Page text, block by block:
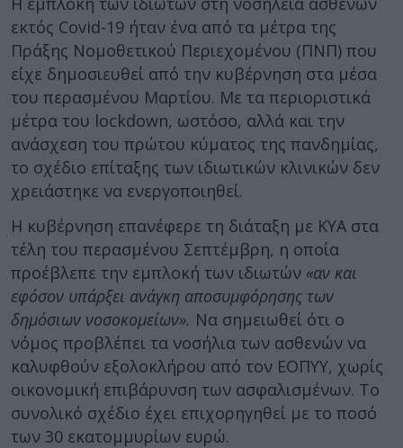
εκτός Covid-19 ήταν ένα από τα μέτρα της
Πράξης Νομοθετικού Περιεχομένου (ΠΝΠ) που
είχε δημοσιευθεί από την κυβέρνηση στα μέσα
του περασμένου Μαρτίου. Με τα περιοριστικά
μέτρα του lockdown, ωστόσο, αλλά και την
ανάσχεση του πρώτου κύματος της πανδημίας,
το σχέδιο επίταξης των ιδιωτικών κλινικών δεν
χρειάστηκε να ενεργοποιηθεί.
Η κυβέρνηση επανέφερε τη διάταξη με ΚΥΑ στα
τέλη του περασμένου Σεπτέμβρη, η οποία
προέβλεπε την εμπλοκή των ιδιωτών «αν και
εφόσον υπάρξει ανάγκη αποσυμφόρησης των
δημόσιων νοσοκομείων». Να σημειωθεί ότι ο
νόμος προβλέπει τα νοσήλια των ασθενών να
καλυφθούν εξολοκλήρου από τον ΕΟΠΥΥ, χωρίς
οικονομική επιβάρυνση των ασφαλισμένων. Το
συνολικό σχέδιο έχει επιχορηγηθεί με το ποσό
των 30 εκατομμυρίων ευρώ.